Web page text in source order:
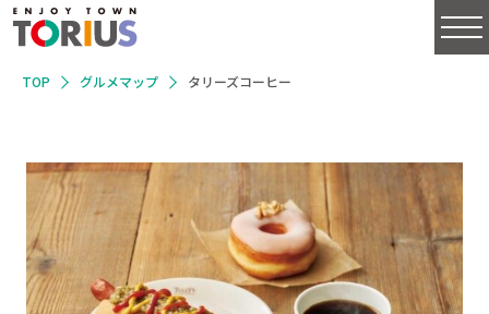
TOP グルメマップ タリーズコーヒー